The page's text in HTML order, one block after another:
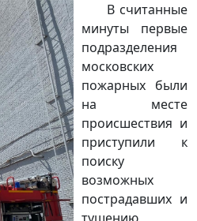
В считанные
минуты первые
подразделения
московских
пожарных были
на месте
происшествия и
приступили к
поиску
возможных
пострадавших и